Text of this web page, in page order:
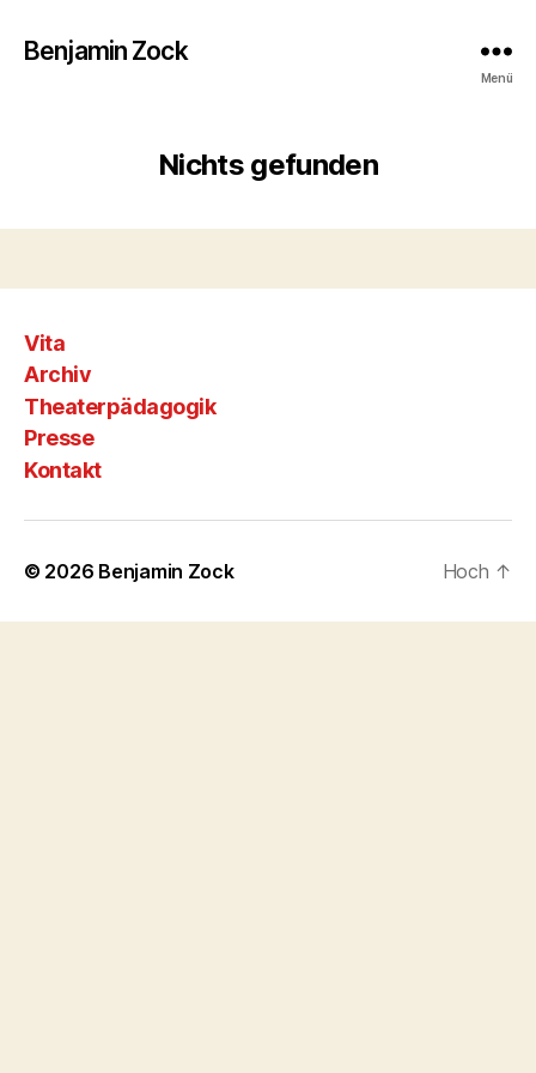
Benjamin Zock
Menü
Nichts gefunden
Vita
Archiv
Theaterpädagogik
Presse
Kontakt
© 2026 Benjamin Zock Hoch ↑